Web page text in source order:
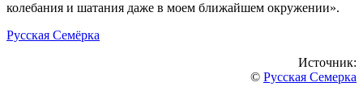
колебания и шатания даже в моем ближайшем окружении».
Русская Семёрка
Источник:
© Русская Семерка